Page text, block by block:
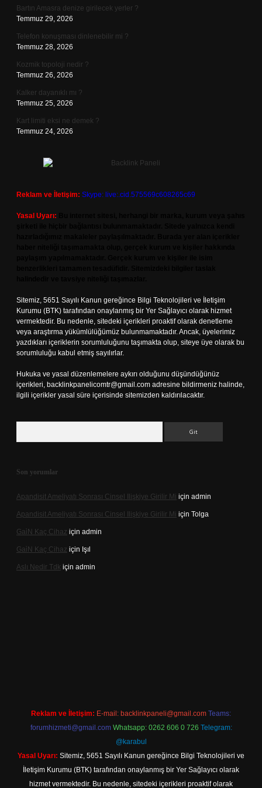
Bartın Amasra denize girilecek yerler ?
Temmuz 29, 2026
Telefon konuşması dinlenebilir mi ?
Temmuz 28, 2026
Kozmik topoloji nedir ?
Temmuz 26, 2026
Kalker dayanıklı mı ?
Temmuz 25, 2026
Kart limiti eksi ne demek ?
Temmuz 24, 2026
Reklam ve İletişim: Skype: live:.cid.575569c608265c69
Yasal Uyarı:
Sitemiz, 5651 Sayılı Kanun gereğince Bilgi Teknolojileri ve İletişim
Kurumu (BTK) tarafından onaylanmış bir Yer Sağlayıcı olarak hizmet
vermektedir. Bu nedenle, sitedeki içerikleri proaktif olarak denetleme
veya araştırma yükümlülüğümüz bulunmamaktadır. Ancak, üyelerimiz
yazdıkları içeriklerin sorumluluğunu taşımakta olup, siteye üye olarak bu
sorumluluğu kabul etmiş sayılırlar.
Hukuka ve yasal düzenlemelere aykırı olduğunu düşündüğünüz
içerikleri, backlinkpanelicomtr@gmail.com adresine bildirmeniz halinde,
ilgili içerikler yasal süre içerisinde sitemizden kaldırılacaktır.
Son yorumlar
Apandisit Ameliyatı Sonrası Cinsel Ilişkiye Girilir Mi için admin
Apandisit Ameliyatı Sonrası Cinsel Ilişkiye Girilir Mi için Tolga
Gai̇N Kaç Cihaz için admin
Gai̇N Kaç Cihaz için Işıl
Aslı Nedir Tdk için admin
Reklam ve İletişim: E-mail: backlinkpaneli@gmail.com Teams:
forumhizmeti@gmail.com Whatsapp: 0262 606 0 726 Telegram:
@karabul
Yasal Uyarı: Sitemiz, 5651 Sayılı Kanun gereğince Bilgi Teknolojileri ve
İletişim Kurumu (BTK) tarafından onaylanmış bir Yer Sağlayıcı olarak
hizmet vermektedir. Bu nedenle, sitedeki içerikleri proaktif olarak